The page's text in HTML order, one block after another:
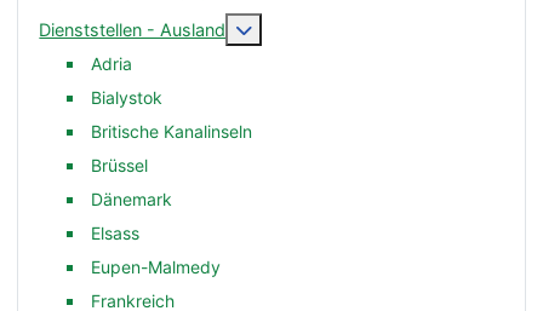
Dienststellen - Ausland
Weitere Informationen:
Adria
Bialystok
Britische Kanalinseln
Brüssel
Dänemark
Elsass
Eupen-Malmedy
Frankreich